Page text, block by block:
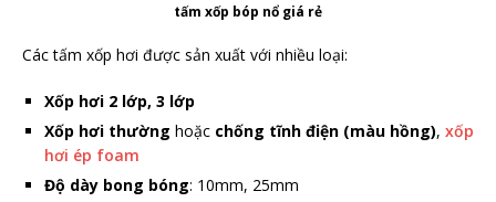
tấm xốp bóp nổ giá rẻ
Các tấm xốp hơi được sản xuất với nhiều loại:
Xốp hơi 2 lớp, 3 lớp
Xốp hơi thường hoặc chống tĩnh điện (màu hồng), xốp
hơi ép foam
Độ dày bong bóng: 10mm, 25mm